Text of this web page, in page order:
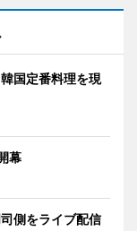
国定番料理を現
幕
側をライブ配信